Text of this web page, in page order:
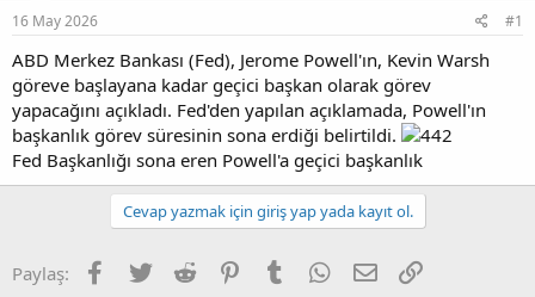
u
b
a
ş
l
a
t
a
n
g
ı
ç
a
r
i
h
i
16 May 2026 #1
ABD Merkez Bankası (Fed), Jerome Powell'ın, Kevin Warsh
göreve başlayana kadar geçici başkan olarak görev
yapacağını açıkladı. Fed'den yapılan açıklamada, Powell'ın
başkanlık görev süresinin sona erdiği belirtildi.
Fed Başkanlığı sona eren Powell'a geçici başkanlık
Cevap yazmak için giriş yap yada kayıt ol.
Paylaş: Facebook
Twitter Reddit PinterestTumblr WhatsApp
E-posta